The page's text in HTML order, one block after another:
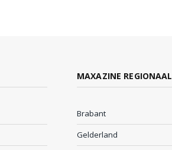
MAXAZINE REGIONAAL
Brabant
Gelderland